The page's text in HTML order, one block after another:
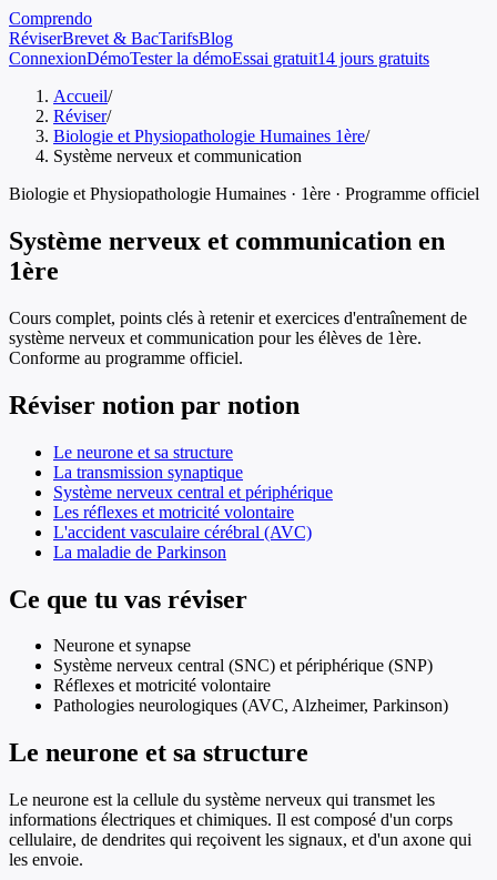
Comprendo
RéviserBrevet & BacTarifsBlog
ConnexionDémoTester la démoEssai gratuit14 jours gratuits
Accueil/
Réviser/
Biologie et Physiopathologie Humaines 1ère/
Système nerveux et communication
Biologie et Physiopathologie Humaines · 1ère · Programme officiel
Système nerveux et communication en
1ère
Cours complet, points clés à retenir et exercices d'entraînement de
système nerveux et communication pour les élèves de 1ère.
Conforme au programme officiel.
Réviser notion par notion
Le neurone et sa structure
La transmission synaptique
Système nerveux central et périphérique
Les réflexes et motricité volontaire
L'accident vasculaire cérébral (AVC)
La maladie de Parkinson
Ce que tu vas réviser
Neurone et synapse
Système nerveux central (SNC) et périphérique (SNP)
Réflexes et motricité volontaire
Pathologies neurologiques (AVC, Alzheimer, Parkinson)
Le neurone et sa structure
Le neurone est la cellule du système nerveux qui transmet les
informations électriques et chimiques. Il est composé d'un corps
cellulaire, de dendrites qui reçoivent les signaux, et d'un axone qui
les envoie.